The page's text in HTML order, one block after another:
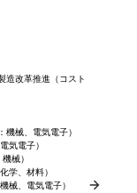
造改革推進（コスト
械、電気電子）
気電子）
械）
学、材料）
械、電気電子）